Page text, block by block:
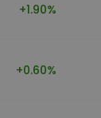
+1.90%
+0.60%